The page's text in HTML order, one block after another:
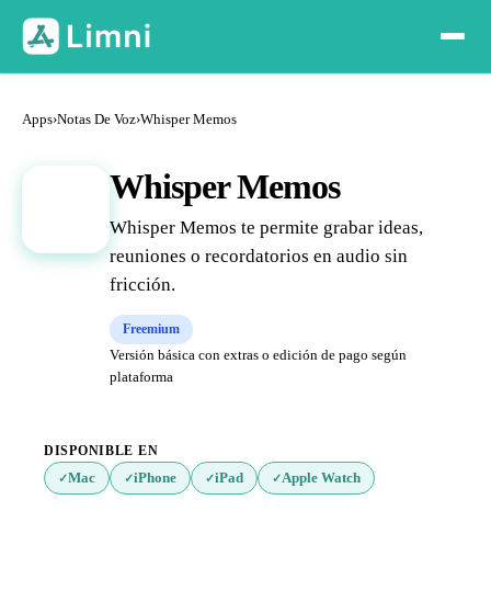
Apps›Notas De Voz›Whisper Memos
Whisper Memos
Whisper Memos te permite grabar ideas,
reuniones o recordatorios en audio sin
fricción.
Freemium
Versión básica con extras o edición de pago según
plataforma
DISPONIBLE EN
✓Mac ✓iPhone ✓iPad ✓Apple Watch